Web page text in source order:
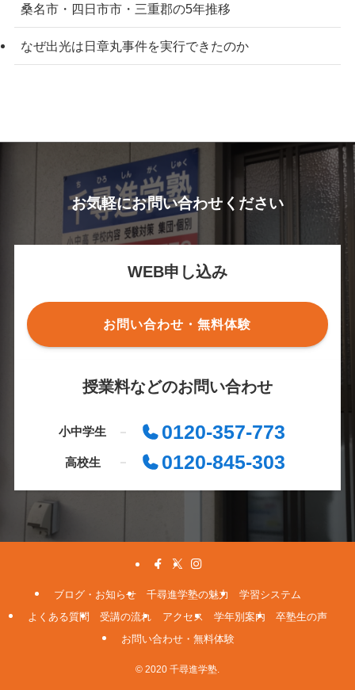
桑名市・四日市市・三重郡の5年推移
なぜ出光は日章丸事件を実行できたのか
お気軽にお問い合わせください
WEB申し込み
お問い合わせ・無料体験
授業料などのお問い合わせ
小中学生 0120-357-773
高校生 0120-845-303
ブログ・お知らせ 千尋進学塾の魅力
学習システム
よくある質問
受講の流れ アクセス 学年別案内
卒塾生の声
お問い合わせ・無料体験
© 2020 千尋進学塾.